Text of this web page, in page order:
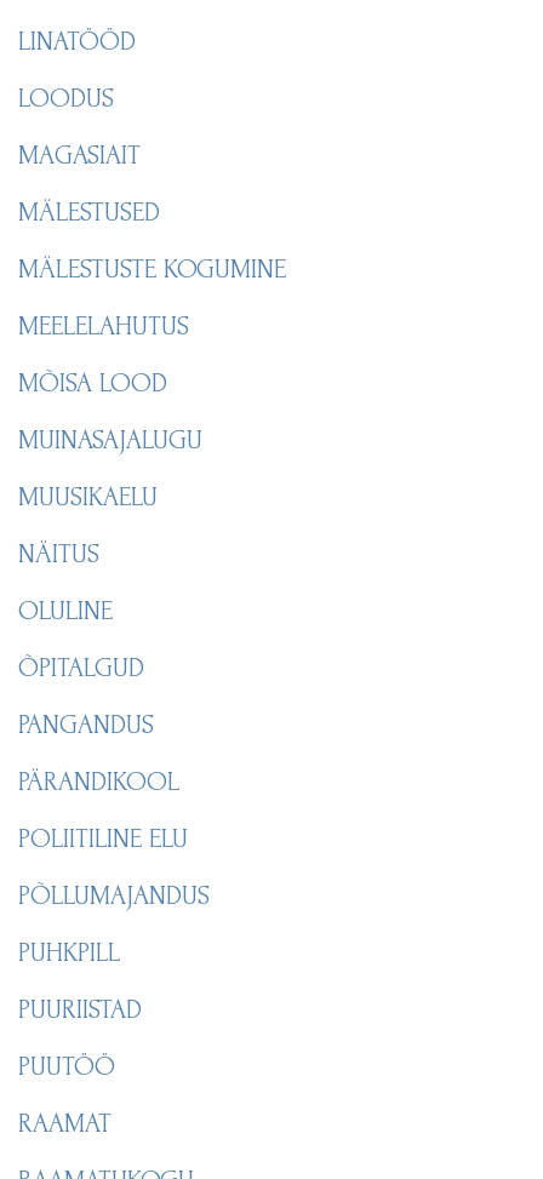
LINATÖÖD
LOODUS
MAGASIAIT
MÄLESTUSED
MÄLESTUSTE KOGUMINE
MEELELAHUTUS
MÕISA LOOD
MUINASAJALUGU
MUUSIKAELU
NÄITUS
OLULINE
ÕPITALGUD
PANGANDUS
PÄRANDIKOOL
POLIITILINE ELU
PÕLLUMAJANDUS
PUHKPILL
PUURIISTAD
PUUTÖÖ
RAAMAT